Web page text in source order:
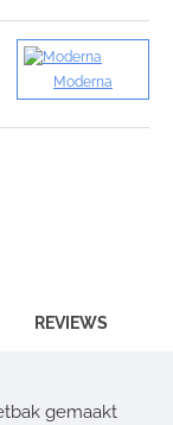
Moderna
REVIEWS
gemaakt